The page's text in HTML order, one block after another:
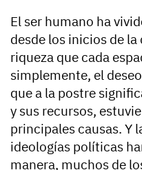
El ser humano ha
desde los inicios de
riqueza que cada
simplemente, el
que a la postre
y sus recursos,
principales causas. Y
ideologías políticas
manera, muchos de